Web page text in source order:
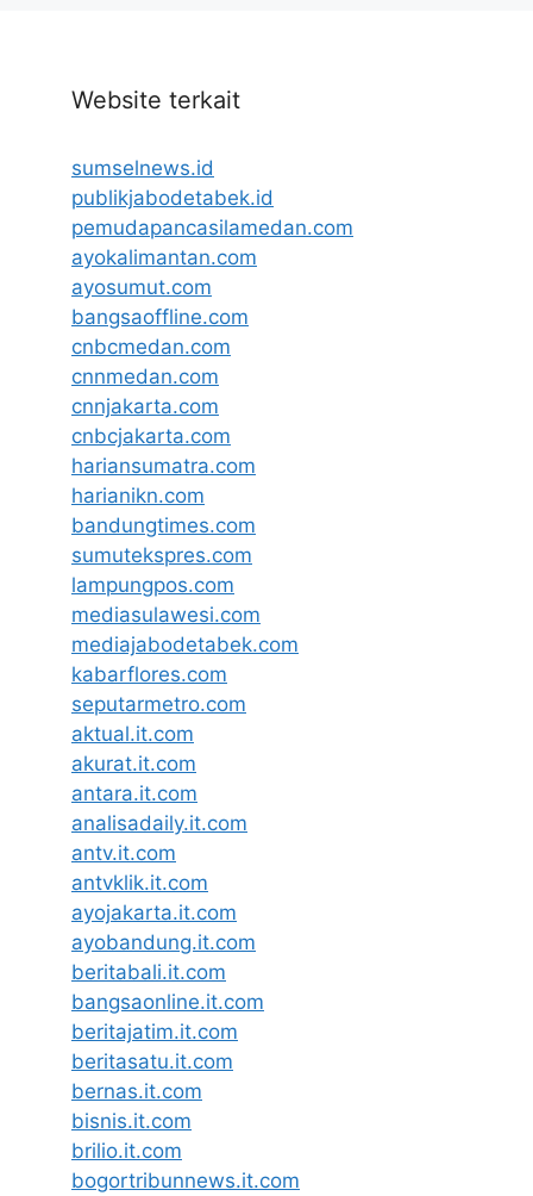
Website terkait
sumselnews.id
publikjabodetabek.id
pemudapancasilamedan.com
ayokalimantan.com
ayosumut.com
bangsaoffline.com
cnbcmedan.com
cnnmedan.com
cnnjakarta.com
cnbcjakarta.com
hariansumatra.com
harianikn.com
bandungtimes.com
sumutekspres.com
lampungpos.com
mediasulawesi.com
mediajabodetabek.com
kabarflores.com
seputarmetro.com
aktual.it.com
akurat.it.com
antara.it.com
analisadaily.it.com
antv.it.com
antvklik.it.com
ayojakarta.it.com
ayobandung.it.com
beritabali.it.com
bangsaonline.it.com
beritajatim.it.com
beritasatu.it.com
bernas.it.com
bisnis.it.com
brilio.it.com
bogortribunnews.it.com